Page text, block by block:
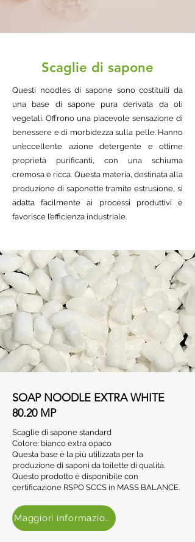
Scaglie di sapone
Questi noodles di sapone sono costituiti da
una base di sapone pura derivata da oli
vegetali. Offrono una piacevole sensazione di
benessere e di morbidezza sulla pelle. Hanno
un’eccellente azione detergente e ottime
proprietà purificanti, con una schiuma
cremosa e ricca. Questa materia, destinata alla
produzione di saponette tramite estrusione, si
adatta facilmente ai processi produttivi e
favorisce l’efficienza industriale.
SOAP NOODLE EXTRA WHITE
80.20 MP
Scaglie di sapone standard
Colore: bianco extra opaco
Questa base è la più utilizzata per la
produzione di saponi da toilette di qualità.
Questo prodotto è disponibile con
certificazione RSPO SCCS in MASS BALANCE.
Maggiori informazioni